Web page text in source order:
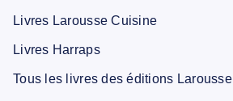
Livres Larousse Cuisine
Livres Harraps
Tous les livres des éditions Larousse